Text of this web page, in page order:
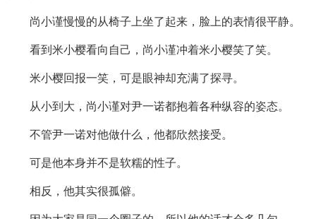
尚小谨慢慢的从椅子上坐了起来，脸上的表情很平静。
看到米小樱看向自己，尚小谨冲着米小樱笑了笑。
米小樱回报一笑，可是眼神却充满了探寻。
从小到大，尚小谨对尹一诺都抱着各种纵容的姿态。
不管尹一诺对他做什么，他都欣然接受。
可是他本身并不是软糯的性子。
相反，他其实很孤僻。